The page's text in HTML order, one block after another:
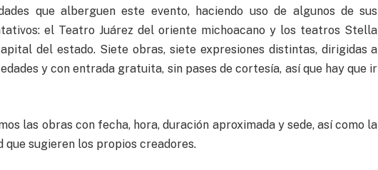
que alberguen este evento, haciendo uso de algunos de sus
el Teatro Juárez del oriente michoacano y los teatros Stella
del estado. Siete obras, siete expresiones distintas, dirigidas a
y con entrada gratuita, sin pases de cortesía, así que hay que ir
las obras con fecha, hora, duración aproximada y sede, así como la
que sugieren los propios creadores.